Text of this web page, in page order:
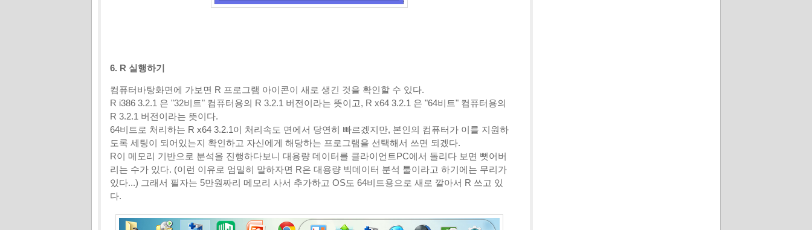
6. R 실행하기
컴퓨터바탕화면에 가보면 R 프로그램 아이콘이 새로 생긴 것을 확인할 수 있다.
R i386 3.2.1 은 "32비트" 컴퓨터용의 R 3.2.1 버전이라는 뜻이고, R x64 3.2.1 은 "64비트" 컴퓨터용의
R 3.2.1 버전이라는 뜻이다.
64비트로 처리하는 R x64 3.2.1이 처리속도 면에서 당연히 빠르겠지만, 본인의 컴퓨터가 이를 지원하
도록 세팅이 되어있는지 확인하고 자신에게 해당하는 프로그램을 선택해서 쓰면 되겠다.
R이 메모리 기반으로 분석을 진행하다보니 대용량 데이터를 클라이언트PC에서 돌리다 보면 뻣어버
리는 수가 있다. (이런 이유로 엄밀히 말하자면 R은 대용량 빅데이터 분석 툴이라고 하기에는 무리가
있다...) 그래서 필자는 5만원짜리 메모리 사서 추가하고 OS도 64비트용으로 새로 깔아서 R 쓰고 있
다.